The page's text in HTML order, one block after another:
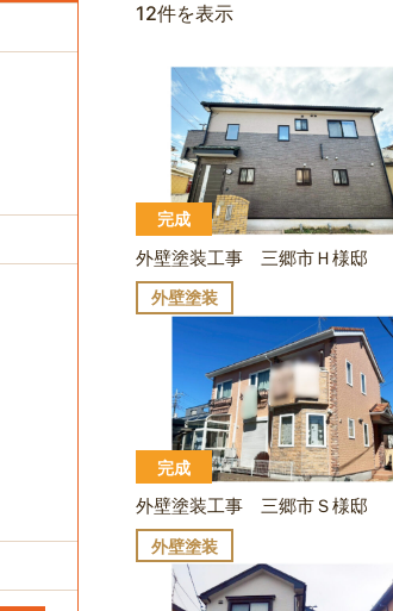
12件を表示
完成
外壁塗装工事 三郷市Ｈ様邸
外壁塗装
完成
外壁塗装工事 三郷市Ｓ様邸
外壁塗装